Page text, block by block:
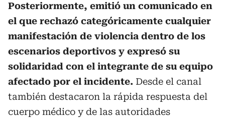
Posteriormente, emitió un comunicado en
el que rechazó categóricamente cualquier
manifestación de violencia dentro de los
escenarios deportivos y expresó su
solidaridad con el integrante de su equipo
afectado por el incidente. Desde el canal
también destacaron la rápida respuesta del
cuerpo médico y de las autoridades